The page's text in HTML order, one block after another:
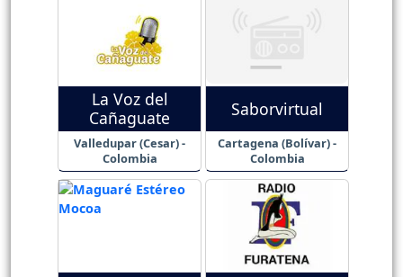
La Voz del
Cañaguate
Valledupar (Cesar) -
Colombia
Saborvirtual
Cartagena (Bolívar) -
Colombia